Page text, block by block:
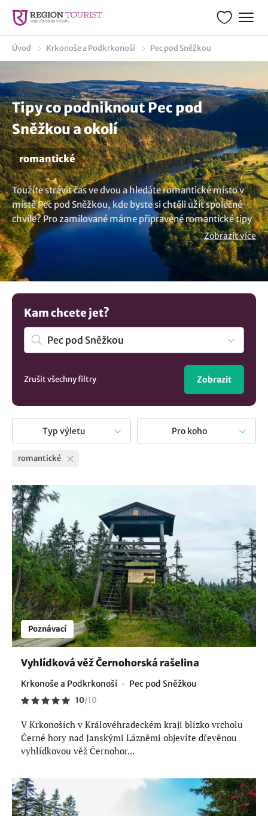
Úvod Krkonoše a Podkrkonoší Pec pod Sněžkou
Tipy co podniknout Pec pod
Sněžkou a okolí
romantické
Toužíte strávit čas ve dvou a hledáte romantické místo v
místě Pec pod Sněžkou, kde byste si chtěli užít společné
chvíle? Pro zamilované máme připravené romantické tipy
na výlety, které by vás mohly zaujmout. Cestování ve dvou
je ideálním způsobem, jak posílit vztah a prožít
nezapomenutelné okamžiky. Romantická místa vám
přinesou společnou radost a vzpomínky.
Zobrazit více
Kam chcete jet?
Zrušit všechny filtry Zobrazit
Typ výletu Pro koho
romantické
Poznávací
Vyhlídková věž Černohorská rašelina
Krkonoše a Podkrkonoší Pec pod Sněžkou
10/10
V Krkonoších v Královéhradeckém kraji blízko vrcholu
Černé hory nad Janskými Lázněmi objevíte dřevěnou
vyhlídkovou věž Černohor...